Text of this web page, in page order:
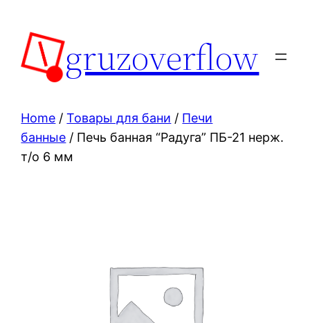
content
gruzoverflow
Home /Товары для бани / Печи
банные / Печь банная “Радуга” ПБ-21 нерж.
т/о 6 мм